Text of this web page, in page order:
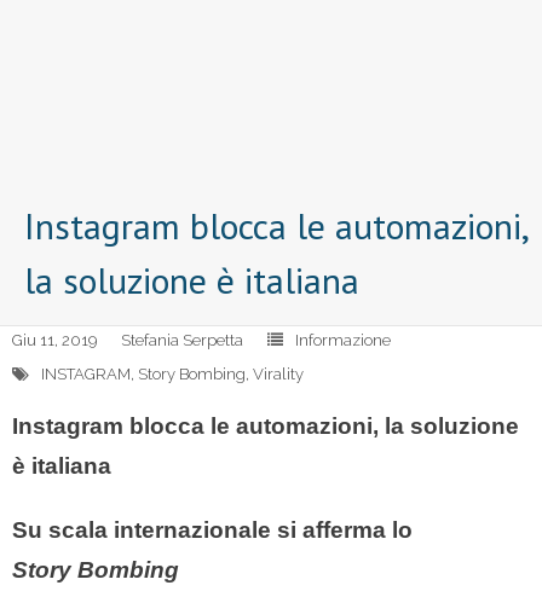
Instagram blocca le automazioni,
la soluzione è italiana
Giu 11, 2019 Stefania Serpetta
Informazione
INSTAGRAM, Story Bombing, Virality
Instagram blocca le automazioni, la soluzione
è italiana
Su scala internazionale si afferma lo
Story Bombing